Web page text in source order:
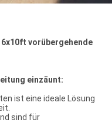
vorübergehende
einzäunt:
ist eine ideale Lösung
sind für